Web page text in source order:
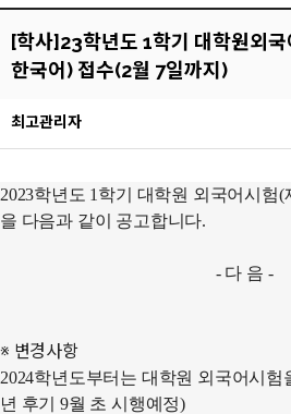
[학사]23학년도 1학기 대학원외
한국어) 접수(2월 7일까지)
최고관리자
2023학년도 1 학기 대학원 외국어시험(
을 다음과 같이 공고합니다.
- 다 음 -
※ 변경사항
2024학년도부터는 대학원 외국어시험
년 후기 9월 초 시행예정)